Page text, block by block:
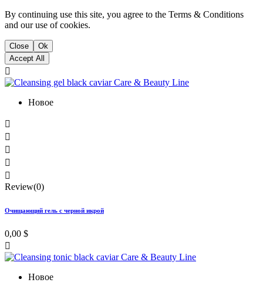
By continuing use this site, you agree to the Terms & Conditions
and our use of cookies.
Close
Ok
Accept All

Новое





Review(0)
Очищающий гель с черной икрой
0,00 $

Новое